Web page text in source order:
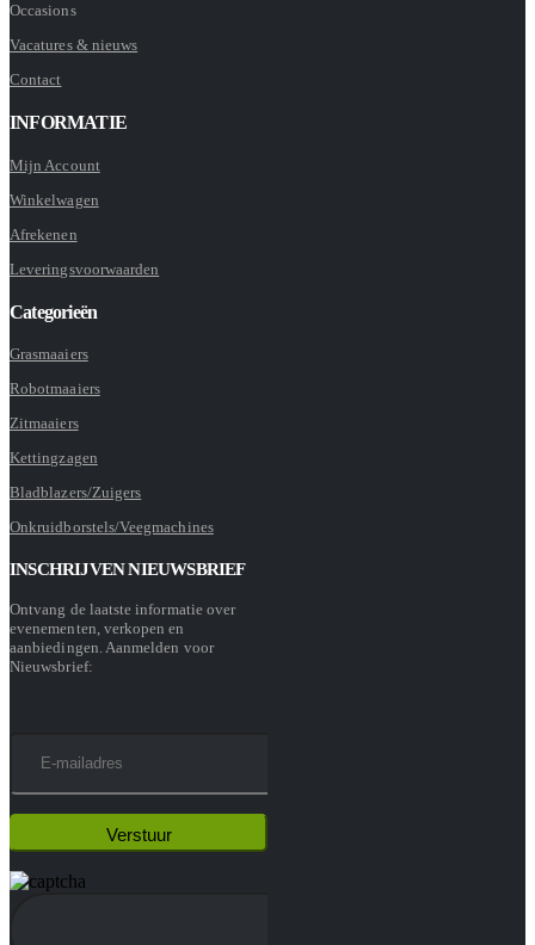
Occasions
Vacatures & nieuws
Contact
INFORMATIE
Mijn Account
Winkelwagen
Afrekenen
Leveringsvoorwaarden
Categorieën
Grasmaaiers
Robotmaaiers
Zitmaaiers
Kettingzagen
Bladblazers/Zuigers
Onkruidborstels/Veegmachines
INSCHRIJVEN NIEUWSBRIEF
Ontvang de laatste informatie over
evenementen, verkopen en
aanbiedingen. Aanmelden voor
Nieuwsbrief: